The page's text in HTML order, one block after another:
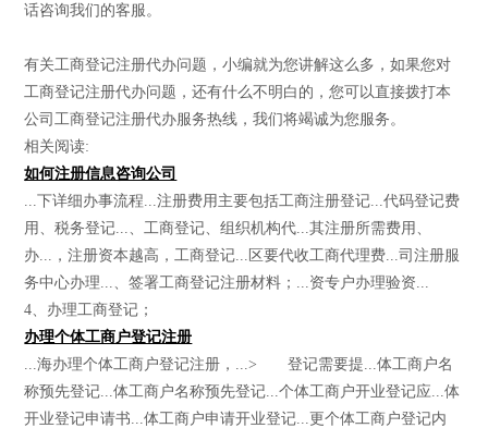
话咨询我们的客服。
有关工商登记注册代办问题，小编就为您讲解这么多，如果您对
工商登记注册代办问题，还有什么不明白的，您可以直接拨打本
公司工商登记注册代办服务热线，我们将竭诚为您服务。
相关阅读:
如何注册信息咨询公司
...下详细办事流程...注册费用主要包括工商注册登记...代码登记费
用、税务登记...、工商登记、组织机构代...其注册所需费用、
办...，注册资本越高，工商登记...区要代收工商代理费...司注册服
务中心办理...、签署工商登记注册材料；...资专户办理验资...
4、办理工商登记；
办理个体工商户登记注册
...海办理个体工商户登记注册，...> 登记需要提...体工商户名
称预先登记...体工商户名称预先登记...个体工商户开业登记应...体
开业登记申请书...体工商户申请开业登记...更个体工商户登记内